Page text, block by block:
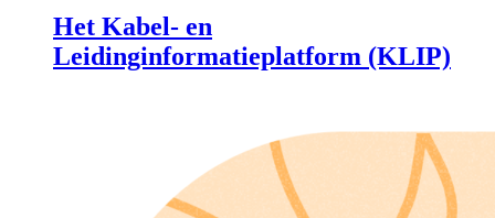
Het Kabel- en
Leidinginformatieplatform (KLIP)